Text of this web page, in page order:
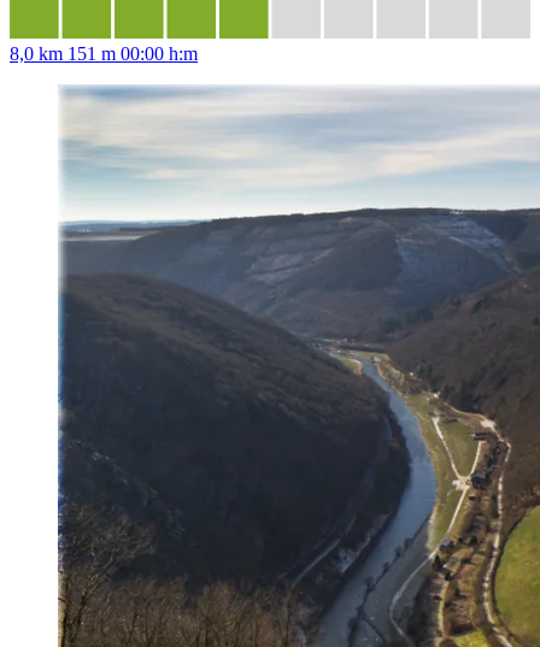
8,0 km 151 m 00:00 h:m